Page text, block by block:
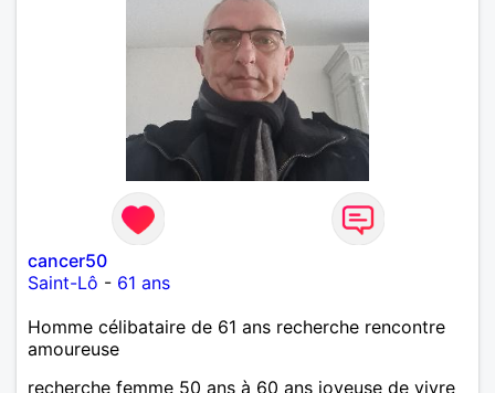
cancer50
Saint-Lô - 61 ans
Homme célibataire de 61 ans recherche rencontre
amoureuse
recherche femme 50 ans à 60 ans joyeuse de vivre